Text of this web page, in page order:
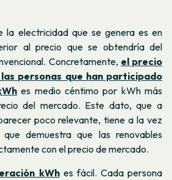
la electricidad que se genera es en
al precio que se obtendría del
Concretamente, el precio
personas que han participado
es medio céntimo por kWh más
del mercado. Este dato, que a
poco relevante, tiene a la vez
demuestra que las renovables
con el precio de mercado.
kWhes fácil. Cada persona